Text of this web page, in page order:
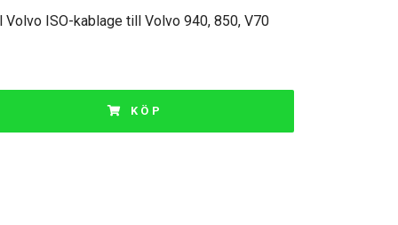
Volvo ISO-kablage till Volvo 940, 850, V70
KÖP